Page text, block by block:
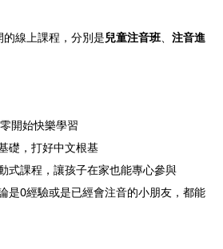
線上課程，分別是兒童注音班、 注音進
開始快樂學習
礎，打好中文根基
式課程，讓孩子在家也能專心參與
是0經驗或是已經會注音的小朋友，都能